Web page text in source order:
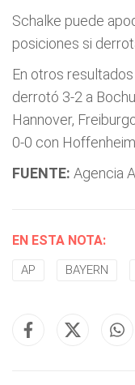
Schalke puede
posiciones si
En otros
derrotó 3-2 a
Hannover,
0-0 con Hoffenheim.
FUENTE: Agencia
EN ESTA NOTA:
AP BAYERN